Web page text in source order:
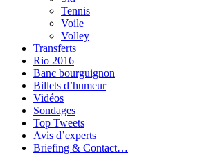
Tennis
Voile
Volley
Transferts
Rio 2016
Banc bourguignon
Billets d’humeur
Vidéos
Sondages
Top Tweets
Avis d’experts
Briefing & Contact…